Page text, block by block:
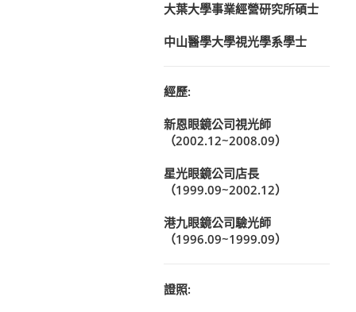
大葉大學事業經營研究所碩士
中山醫學大學視光學系學士
經歷:
新恩眼鏡公司視光師
（2002.12~2008.09）
星光眼鏡公司店長
（1999.09~2002.12）
港九眼鏡公司驗光師
（1996.09~1999.09）
證照: